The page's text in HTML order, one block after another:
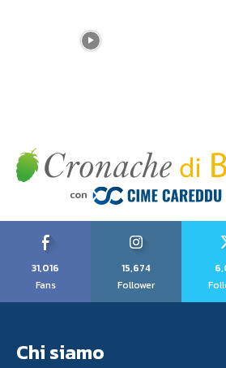
31,016
Fans
15,674
Follower
Chi siamo